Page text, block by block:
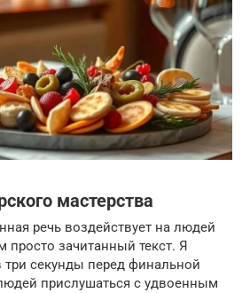
мастерства
речь воздействует на людей
просто зачитанный текст. Я
три секунды перед финальной
прислушаться с удвоенным